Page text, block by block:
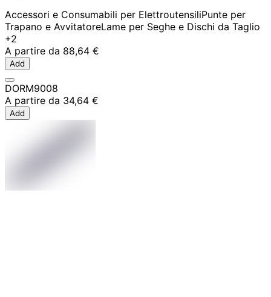
Accessori e Consumabili per ElettroutensiliPunte per
Trapano e AvvitatoreLame per Seghe e Dischi da Taglio
+2
A partire da 88,64 €
Add
DORM9008
A partire da 34,64 €
Add